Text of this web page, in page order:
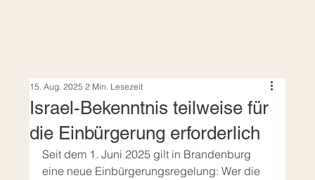
Israel-Bekenntnis teilweise für
die Einbürgerung erforderlich
15. Aug. 2025 2 Min. Lesezeit
Seit dem 1. Juni 2025 gilt in Brandenburg
eine neue Einbürgerungsregelung: Wer die